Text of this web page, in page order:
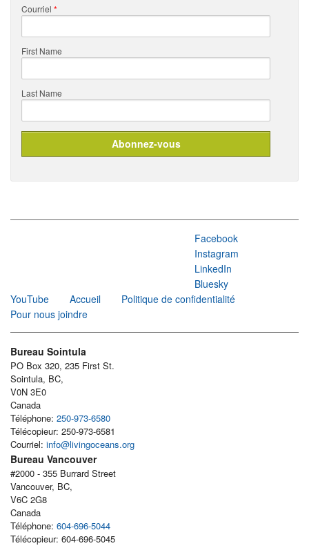
Courriel *
First Name
Last Name
Facebook
Instagram
LinkedIn
Bluesky
YouTube
Accueil
Politique de confidentialité
Pour nous joindre
Bureau Sointula
PO Box 320, 235 First St.
Sointula, BC,
V0N 3E0
Canada
Téléphone: 250-973-6580
Télécopieur: 250-973-6581
Courriel: info@livingoceans.org
Bureau Vancouver
#2000 - 355 Burrard Street
Vancouver, BC,
V6C 2G8
Canada
Téléphone: 604-696-5044
Télécopieur: 604-696-5045